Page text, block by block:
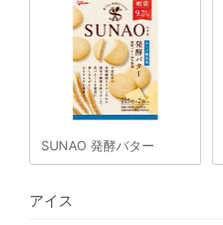
SUNAO 発酵バター
アイス